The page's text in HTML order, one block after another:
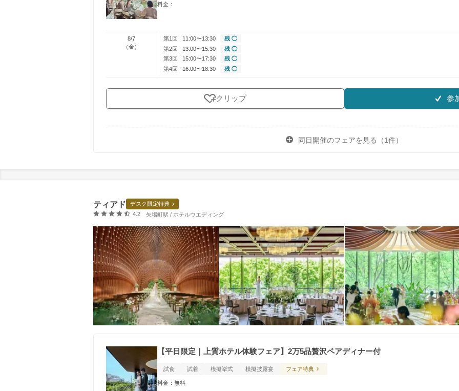
料金：
8/7
（金）
第1回 11:00〜13:30
残 ◯
第2回
13:00〜15:30
残 ◯
第3回
15:00〜17:30
残 ◯
第4回
16:00〜18:30 残 ◯
クリップ 参
同日開催のフェアを 見る（1件）
ティアド
デスク限定特典
口コミ評価
4.2 矢場町駅 / ホテルウエディング
【平日限定｜上質ホテル体験フェア】2万5品贅沢ペアディナー付
試食 試着 模擬挙式 模擬披露宴 フェア特典
料金：無料